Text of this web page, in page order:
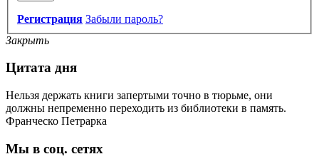
Регистрация Забыли пароль?
Закрыть
Цитата дня
Нельзя держать книги запертыми точно в тюрьме, они
должны непременно переходить из библиотеки в память.
Франческо Петрарка
Мы в соц. сетях